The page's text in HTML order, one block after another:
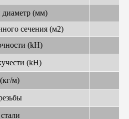
(мм)
сечения (м2)
(kH)
(kH)
м)